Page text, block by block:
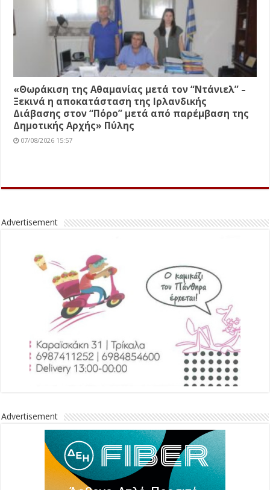
«Θωράκιση της Αθαμανίας μετά τον “Ντάνιελ” –
Ξεκινά η αποκατάσταση της Ιρλανδικής
Διάβασης στον “Πόρο” μετά από παρέμβαση της
Δημοτικής Αρχής» Πύλης
07/08/2026 15:57
Advertisement
Advertisement